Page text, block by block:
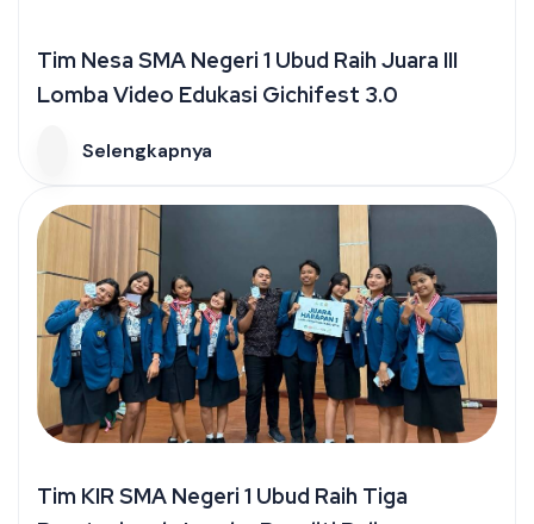
Tim Nesa SMA Negeri 1 Ubud Raih Juara III
Lomba Video Edukasi Gichifest 3.0
Selengkapnya
Tim KIR SMA Negeri 1 Ubud Raih Tiga